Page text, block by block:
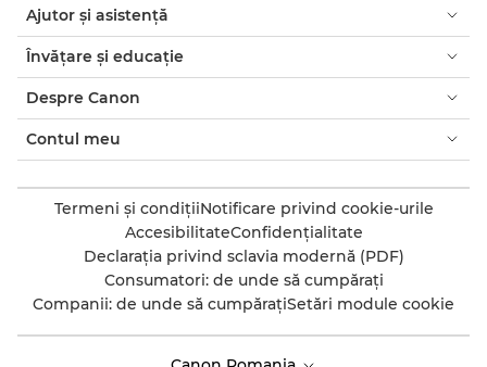
Ajutor şi asistenţă
Învăţare şi educaţie
Despre Canon
Contul meu
Termeni şi condiţiiNotificare privind cookie-urile
AccesibilitateConfidenţialitate
Declaraţia privind sclavia modernă (PDF)
Consumatori: de unde să cumpăraţi
Companii: de unde să cumpăraţiSetări module cookie